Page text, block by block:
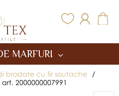
MARFURI
brodate cu fir soutache
/
2000000007991